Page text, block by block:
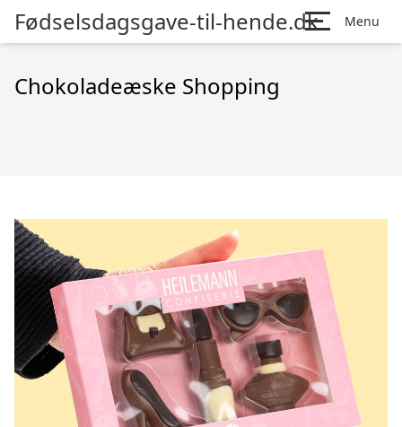
Fødselsdagsgave-til-hende.dk Menu
Chokoladeæske Shopping